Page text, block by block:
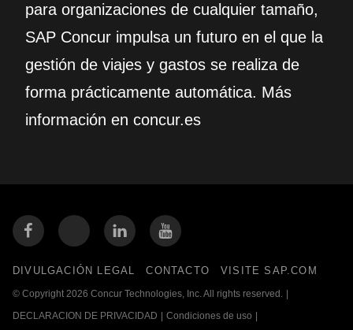
para organizaciones de cualquier tamaño,
SAP Concur impulsa un futuro en el que la
gestión de viajes y gastos se realiza de
forma prácticamente automática. Más
información en concur.es
DIVULGACIÓN LEGAL CONTACTO VISITE SAP.COM
© Copyright 2026 Concur Technologies, Inc. All rights reserved.
DECLARACION DE PRIVACIDAD
Condiciones de uso